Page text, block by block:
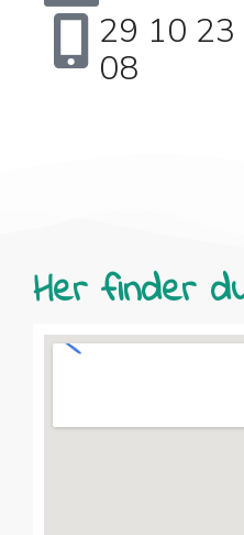
29 10 23
08
Her finder